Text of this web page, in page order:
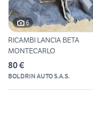
6
RICAMBI LANCIA BETA
MONTECARLO
80 €
BOLDRIN AUTO S.A.S.